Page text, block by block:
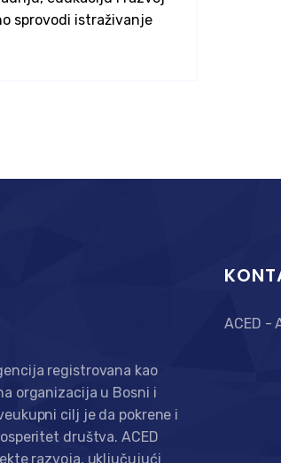
sprovodi istraživanje
registrovana kao
organizacija u Bosni i
cilj je da pokrene i
društva. ACED
razvoja, uključujući
ACED -